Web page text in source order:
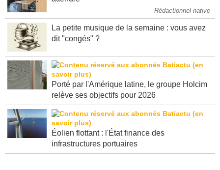
Rédactionnel native
La petite musique de la semaine : vous avez
Porté par l'Amérique latine, le groupe Holcim
Éolien flottant : l'État finance des